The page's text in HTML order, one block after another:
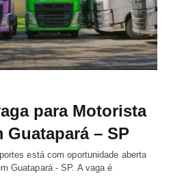
para Motorista
Guatapará – SP
está com oportunidade aberta
Guatapará - SP. A vaga é